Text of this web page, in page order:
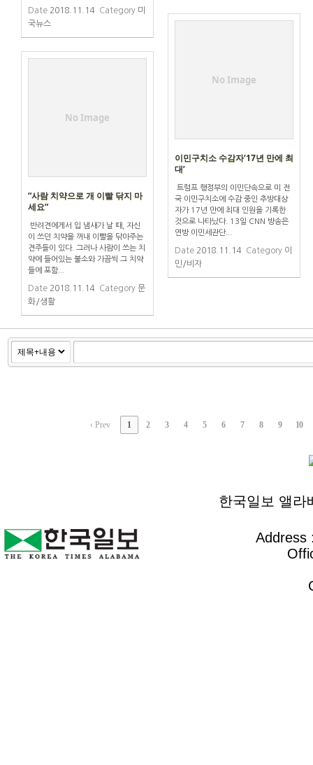
Date 2018.11.14 Category 미
국뉴스
No Image
이민구치소 수감자‘17년 만에 최
대’
트럼프 행정부의 이민단속으로 미 전
국 이민구치소에 수감 중인 추방대상
자가 17년 만에 최대 인원을 기록한
것으로 나타났다. 13일 CNN 방송은
연방 이민세관단...
Date 2018.11.14 Category 이
민/비자
No Image
“사람 치약으로 개 이빨 닦지 마
세요”
반려견에게서 입 냄새가 날 때, 자신
이 쓰던 치약을 꺼내 이빨을 닦아주는
견주들이 있다. 그러나 사람이 쓰는 치
약에 들어있는 불소와 가끔씩 그 치약
들에 포함...
Date 2018.11.14 Category 문
화/생활
‹ Prev 1 2 3 4 5 6 7 8 9 10
한국일보 앨라
Address